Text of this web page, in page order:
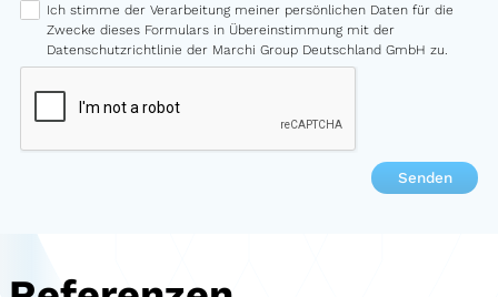
Ich stimme der Verarbeitung meiner persönlichen Daten für die
Zwecke dieses Formulars in Übereinstimmung mit der
Datenschutzrichtlinie der Marchi Group Deutschland GmbH zu.